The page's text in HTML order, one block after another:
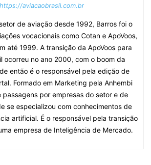
https://aviacaobrasil.com.br
de aviação desde 1992, Barros foi o
vocacionais como Cotan e ApoVoos,
até 1999. A transição da ApoVoos para
ocorreu no ano 2000, com o boom da
então é o responsável pela edição de
Formado em Marketing pela Anhembi
passagens por empresas do setor e de
se especializou com conhecimentos de
artificial. É o responsável pela transição
empresa de Inteligência de Mercado.